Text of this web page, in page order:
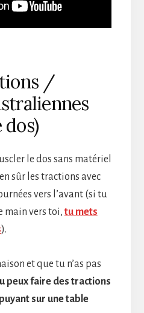
/
dos)
le dos sans matériel
sûr les tractions avec
vers l’avant (si tu
main vers toi, tu mets
).
et que tu n’as pas
peux faire des tractions
sur une table